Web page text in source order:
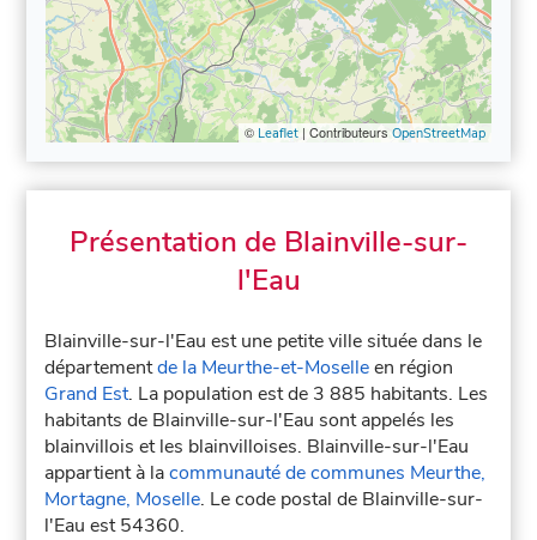
© Leaflet| Contributeurs OpenStreetMap
Présentation de Blainville-sur-
l'Eau
Blainville-sur-l'Eau est une petite ville située dans le
départementde la Meurthe-et-Moselleen région
Grand Est. La population est de 3 885 habitants. Les
habitants de Blainville-sur-l'Eau sont appelés les
blainvillois et les blainvilloises. Blainville-sur-l'Eau
appartient à lacommunauté de communes Meurthe,
Mortagne, Moselle. Le code postal de Blainville-sur-
l'Eau est 54360.